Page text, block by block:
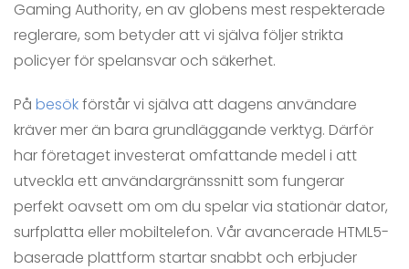
Gaming Authority, en av globens mest respekterade
reglerare, som betyder att vi själva följer strikta
policyer för spelansvar och säkerhet.
På besökförstår vi själva att dagens användare
kräver mer än bara grundläggande verktyg. Därför
har företaget investerat omfattande medel i att
utveckla ett användargränssnitt som fungerar
perfekt oavsett om om du spelar via stationär dator,
surfplatta eller mobiltelefon. Vår avancerade HTML5-
baserade plattform startar snabbt och erbjuder